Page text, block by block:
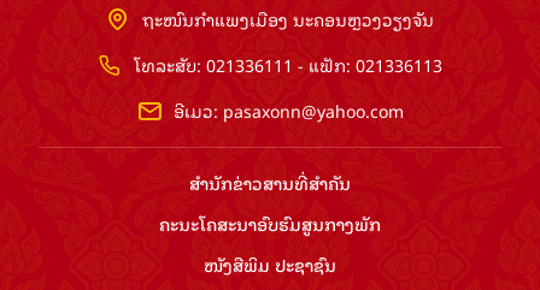
ຖະໜົນກຳແພງເມືອງ ນະຄອນຫຼວງວຽງຈັນ
ໂທລະສັບ: 021336111 - ແຟັກ: 021336113
ອີເມວ: pasaxonn@yahoo.com
ສຳ​ນັກ​ຂ່າວ​ສານ​ທີ່​ສຳ​ຄັນ​
ຄະນະໂຄສະນາອົບຮົມ​ສູນ​ກາງ​ພັກ
ໜັງສືພິມ ປະ​ຊາ​ຊົນ